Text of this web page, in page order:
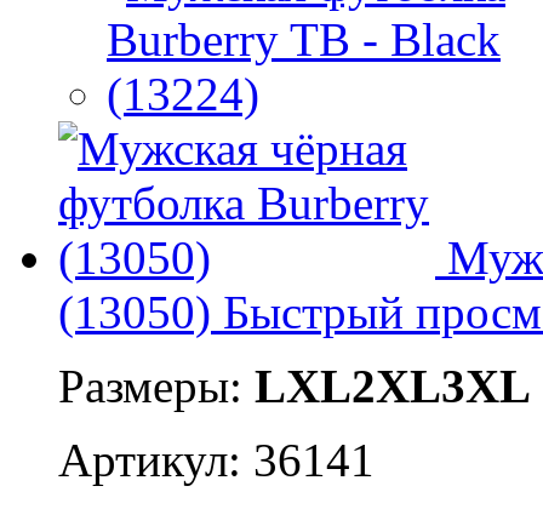
(13050) Быстрый
Размеры: LXL2XL3XL
Артикул: 36141